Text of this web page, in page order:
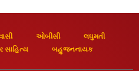
ઓબીસી
લઘુમતી
સાહિત્ય બહુજનનાયક